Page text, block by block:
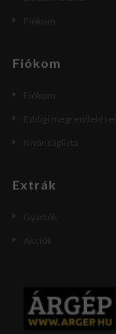
Fiókom
Fiókom
Fiókom
Eddigi
Kívánságlista
Extrák
Gyártók
Akciók